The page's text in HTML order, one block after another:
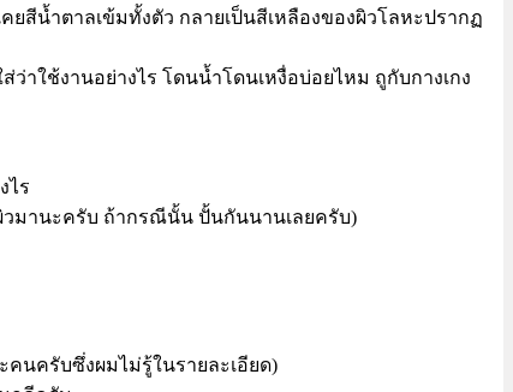
ยสีน้ำตาลเข้มทั้งตัว กลายเป็นสีเหลืองของผิวโลหะปรากฏ
าใช้งานอย่างไร โดนน้ำโดนเหงื่อบ่อยไหม ถูกับกางเกง
ไร
วมานะครับ ถ้ากรณีนั้น ปั้นกันนานเลยครับ)
นครับซึ่งผมไม่รู้ในรายละเอียด)